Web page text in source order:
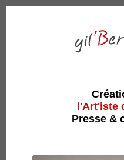
l'Art'iste
Presse &